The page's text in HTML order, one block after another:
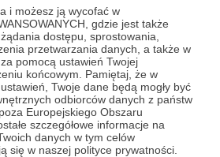
i możesz ją wycofać w
gdzie jest także
dostępu, sprostowania,
przetwarzania danych, a także w
pomocą ustawień Twojej
końcowym. Pamiętaj, że w
Twoje dane będą mogły być
odbiorców danych z państw
Europejskiego Obszaru
szczegółowe informacje na
danych w tym celów
się w naszej polityce prywatności.
przetwarzanie moich danych
w formularzu rejestracyjnym w celu
usług serwisu Patronite.
drogą elektroniczną
- newslettera. Opcja ta może zostać
konta.